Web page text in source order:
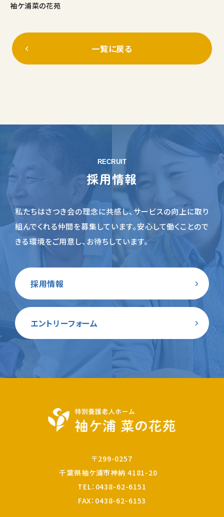
袖ケ浦菜の花苑
一覧に戻る
RECRUIT
採用情報
私たちはさつき会の理念に共感し、サービスの向上に取り
組んでくれる仲間を募集しています。安心して働くことので
きる環境をご用意し、お待ちしています。
採用情報
エントリーフォーム
〒299-0257
千葉県袖ケ浦市神納 4181-20
TEL： 0438-62-6151
FAX：0438-62-6153